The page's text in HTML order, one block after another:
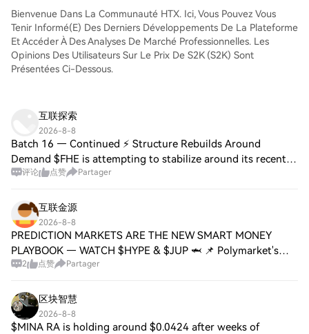
et de les suivre en temps réel. Nous offrons
une expérience conviviale aux débutants
comme aux traders chevronnés.
Bienvenue Dans La Communauté HTX. Ici, Vous Pouvez Vous
Tenir Informé(e) Des Derniers Développements De La Plateforme
Et Accéder À Des Analyses De Marché Professionnelles. Les
Opinions Des Utilisateurs Sur Le Prix De S2K (S2K) Sont
Présentées Ci-Dessous.
互联探索
2026-8-8
Batch 16 — Continued ⚡ Structure Rebuilds Around
Demand $FHE is attempting to stabilize around its recent
demand zone as selling pressure eases. Holding support
评论 点赞 Partager
互联金源
2026-8-8
PREDICTION MARKETS ARE THE NEW SMART MONEY
PLAYBOOK — WATCH $HYPE & $JUP 🦈 📌 Polymarket's
edge is turning raw headlines into live probabilities, where
2 点赞 Partager
区块智慧
2026-8-8
$MINA RA is holding around $0.0424 after weeks of